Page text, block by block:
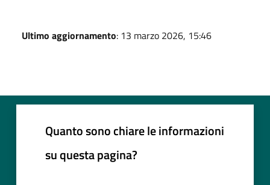
Ultimo aggiornamento: 13 marzo 2026, 15:46
Quanto sono chiare le informazioni
su questa pagina?